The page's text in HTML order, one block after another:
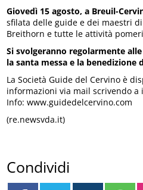
Giovedì 15 agosto, a Breuil-
sfilata delle guide e dei maestri
Breithorn e tutte le attività
Si svolgeranno regolarmente
la santa messa e la benedizione
La Società Guide del Cervino è
informazioni via mail scrivendo a
Info: www.guidedelcervino.com
(re.newsvda.it)
Condividi